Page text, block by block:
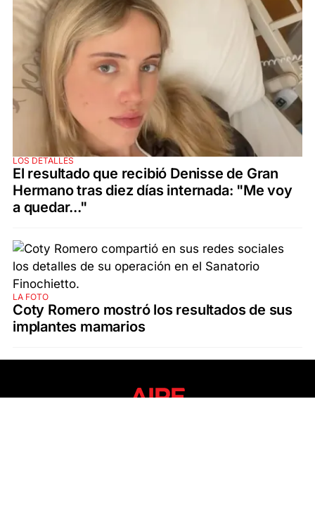
LOS DETALLES
El resultado que recibió Denisse de Gran
Hermano tras diez días internada: "Me voy
a quedar..."
LA FOTO
Coty Romero mostró los resultados de sus
implantes mamarios